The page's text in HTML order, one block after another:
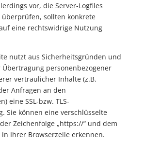
vor, die Server-Logfiles
sollten konkrete
eine rechtswidrige Nutzung
nutzt aus Sicherheitsgründen und
Übertragung personenbezogener
vertraulicher Inhalte (z.B.
Anfragen an den
eine SSL-bzw. TLS-
Sie können eine verschlüsselte
Zeichenfolge „https://“ und dem
in Ihrer Browserzeile erkennen.